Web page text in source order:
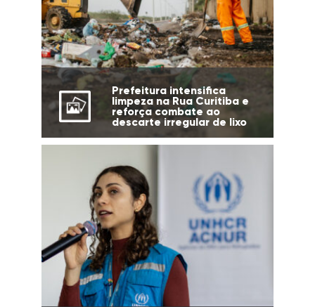
Prefeitura intensifica
limpeza na Rua Curitiba e
reforça combate ao
descarte irregular de lixo